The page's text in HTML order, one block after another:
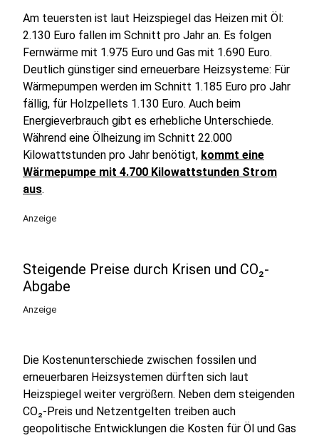
Am teuersten ist laut Heizspiegel das Heizen mit Öl:
2.130 Euro fallen im Schnitt pro Jahr an. Es folgen
Fernwärme mit 1.975 Euro und Gas mit 1.690 Euro.
Deutlich günstiger sind erneuerbare Heizsysteme: Für
Wärmepumpen werden im Schnitt 1.185 Euro pro Jahr
fällig, für Holzpellets 1.130 Euro. Auch beim
Energieverbrauch gibt es erhebliche Unterschiede.
Während eine Ölheizung im Schnitt 22.000
Kilowattstunden pro Jahr benötigt, kommt eine
Wärmepumpe mit 4.700 Kilowattstunden Strom
aus.
Anzeige
Steigende Preise durch Krisen und CO₂-
Abgabe
Anzeige
Die Kostenunterschiede zwischen fossilen und
erneuerbaren Heizsystemen dürften sich laut
Heizspiegel weiter vergrößern. Neben dem steigenden
CO₂-Preis und Netzentgelten treiben auch
geopolitische Entwicklungen die Kosten für Öl und Gas